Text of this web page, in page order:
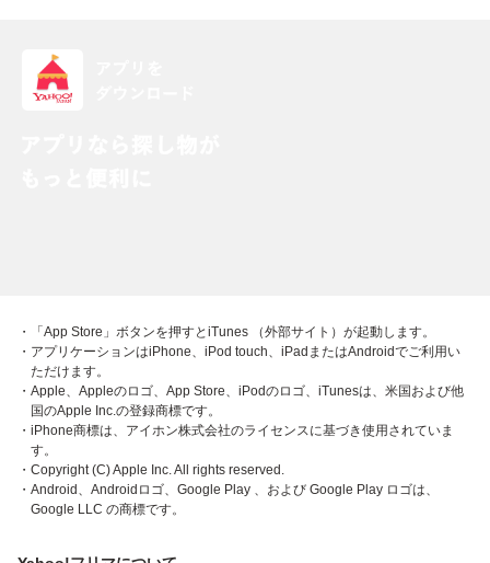
・「App Store」ボタンを押すとiTunes （外部サイト）が起動します。
・アプリケーションはiPhone、iPod touch、iPadまたはAndroidでご利用い
ただけます。
・Apple、Appleのロゴ、App Store、iPodのロゴ、iTunesは、米国および他
国のApple Inc.の登録商標です。
・iPhone商標は、アイホン株式会社のライセンスに基づき使用されていま
す。
・Copyright (C) Apple Inc. All rights reserved.
・Android、Androidロゴ、Google Play 、および Google Play ロゴは、
Google LLC の商標です。